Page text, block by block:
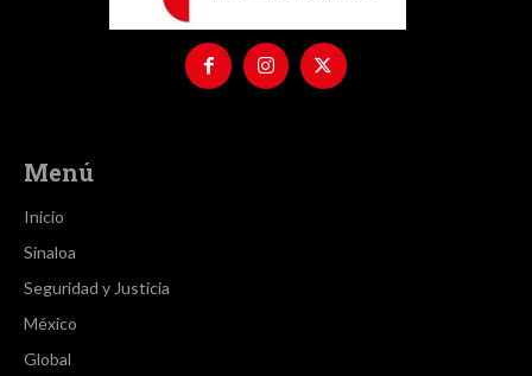
Menú
Inicio
Sinaloa
Seguridad y Justicia
México
Global